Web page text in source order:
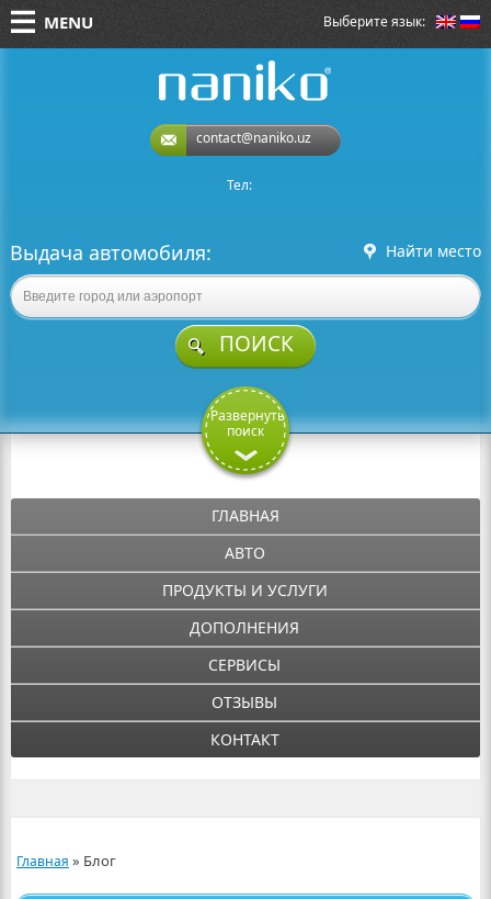
Выберите язык:
MENU
contact@naniko.uz
Тел:
Выдача автомобиля: Найти место
ПОИСК
Развернуть
поиск
ГЛАВНАЯ
АВТО
ПРОДУКТЫ И УСЛУГИ
ДОПОЛНЕНИЯ
СЕРВИСЫ
ОТЗЫВЫ
КОНТАКТ
Главная » Блог